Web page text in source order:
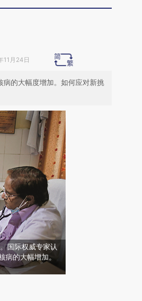
11月24日
的大幅度增加。如何应对新挑
国际权威专家认
的大幅增加。